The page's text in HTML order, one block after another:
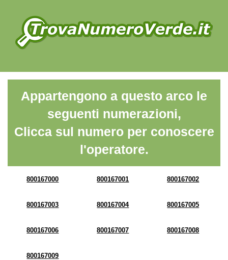
Appartengono a questo arco le
seguenti numerazioni,
Clicca sul numero per conoscere
l'operatore.
800167000 800167001 800167002
800167003 800167004 800167005
800167006 800167007 800167008
800167009